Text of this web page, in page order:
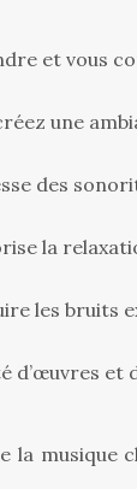
et vous
une
des
la
les bruits
d’œuvres
la